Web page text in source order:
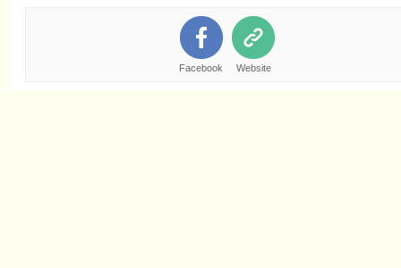
Facebook Website